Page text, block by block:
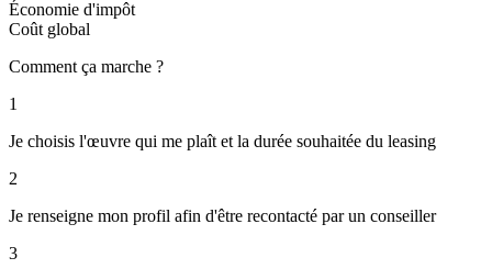
Économie d'impôt
Coût global
Comment ça marche ?
1
Je choisis l'œuvre qui me plaît et la durée souhaitée du leasing
2
Je renseigne mon profil afin d'être recontacté par un conseiller
3